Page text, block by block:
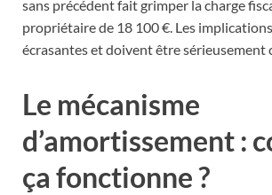
sans précédent fait grimper la charge
propriétaire de 18 100 €. Les
écrasantes et doivent être sérieusement
Le mécanisme
d’amortissement :
ça fonctionne ?